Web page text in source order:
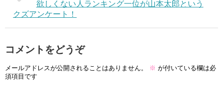
欲しくない人ランキング一位が山本太郎という
クズアンケート！
コメントをどうぞ
メールアドレスが公開されることはありません。 ※ が付いている欄は必
須項目です